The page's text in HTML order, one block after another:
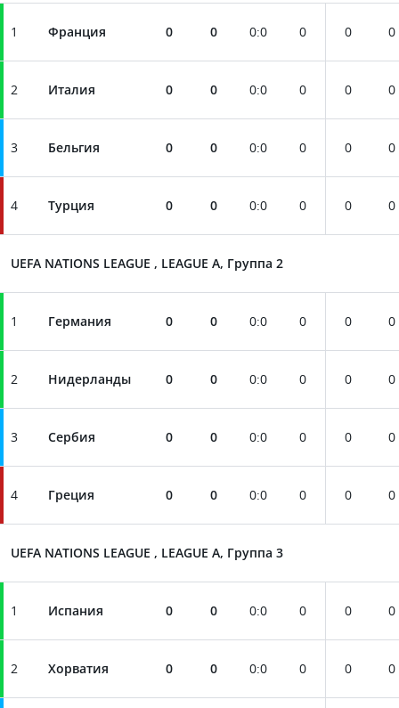
1 Франция 0 0 0:0 0 0 0
2 Италия 0 0 0:0 0 0 0
3 Бельгия 0 0 0:0 0 0 0
4 Турция 0 0 0:0 0 0 0
UEFA NATIONS LEAGUE , LEAGUE A, Группа 2
1 Германия 0 0 0:0 0 0 0
2 Нидерланды 0 0 0:0 0 0 0
3 Сербия 0 0 0:0 0 0 0
4 Греция 0 0 0:0 0 0 0
UEFA NATIONS LEAGUE , LEAGUE A, Группа 3
1 Испания 0 0 0:0 0 0 0
2 Хорватия 0 0 0:0 0 0 0